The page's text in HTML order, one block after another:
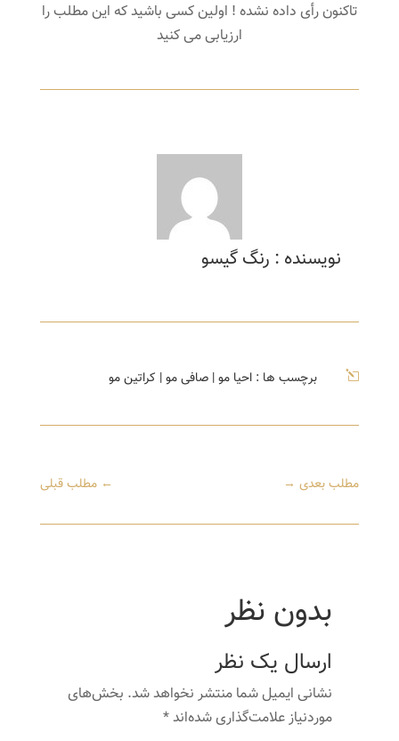
تاکنون رأی داده نشده ! اولین کسی باشید که این مطلب را
ارزیابی می کنید
نویسنده : رنگ گیسو
l برچسب ها : احیا مو| صافی مو| کراتین مو
←مطلب قبلی مطلب بعدی→
بدون نظر
ارسال یک نظر
نشانی ایمیل شما منتشر نخواهد شد. بخش‌های
موردنیاز علامت‌گذاری شده‌اند*